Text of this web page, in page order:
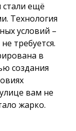
ещё
Технология
условий –
требуется.
в
создания
вам не
жарко.